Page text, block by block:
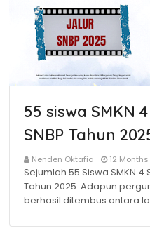
55 siswa SMKN
SNBP Tahun
Nenden Oktafia 12
Sejumlah 55 Siswa SMKN
Tahun 2025. Adapun
berhasil ditembus antara